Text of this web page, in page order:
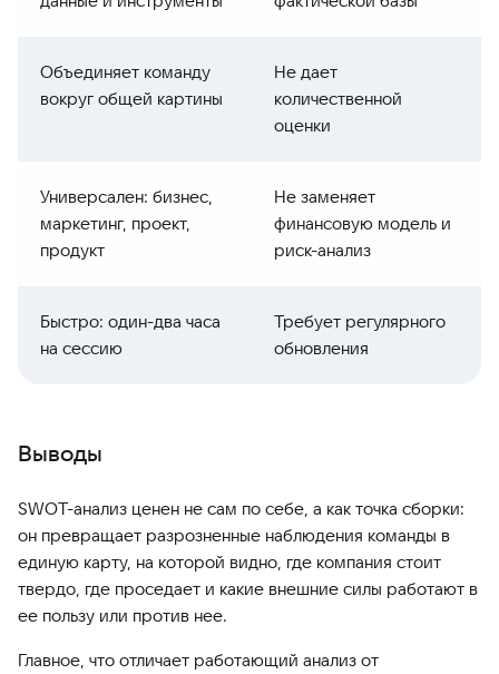
Объединяет команду
вокруг общей картины
Не дает
количественной
оценки
Универсален: бизнес,
маркетинг, проект,
продукт
Не заменяет
финансовую модель и
риск-анализ
Быстро: один-два часа
на сессию
Требует регулярного
обновления
Выводы
SWOT-анализ ценен не сам по себе, а как точка сборки:
он превращает разрозненные наблюдения команды в
единую карту, на которой видно, где компания стоит
твердо, где проседает и какие внешние силы работают в
ее пользу или против нее.
Главное, что отличает работающий анализ от